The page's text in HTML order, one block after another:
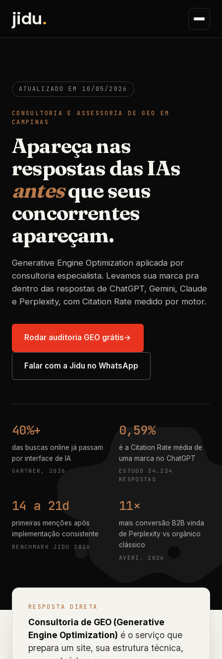
jidu.
ATUALIZADO EM 10/05/2026
CONSULTORIA E ASSESSORIA DE GEO EM
CAMPINAS
Apareça nas
respostas das IAs
antesque seus
concorrentes
apareçam.
Generative Engine Optimization aplicada por
consultoria especialista. Levamos sua marca pra
dentro das respostas de ChatGPT, Gemini, Claude
e Perplexity, com Citation Rate medido por motor.
Rodar auditoria GEO grátis→
Falar com a Jidu no WhatsApp
40%+
das buscas online já passam
por interface de IA
GARTNER, 2026
0,59%
é a Citation Rate média de
uma marca no ChatGPT
ESTUDO 34.234
RESPOSTAS
14 a 21d
primeiras menções após
implementação consistente
BENCHMARK JIDU 2026
11×
mais conversão B2B vinda
de Perplexity vs orgânico
clássico
AVERI, 2026
RESPOSTA DIRETA
Consultoria de GEO (Generative
Engine Optimization) é o serviço que
prepara um site, sua estrutura técnica,